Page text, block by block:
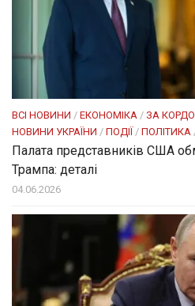
ВСІ НОВИНИ / ЕКОНОМІКА / ЗА
НОВИНИ УКРАЇНИ / ПОДІЇ / ПОЛІТИКА
Палата представників США
Трампа: деталі
04.06.2026